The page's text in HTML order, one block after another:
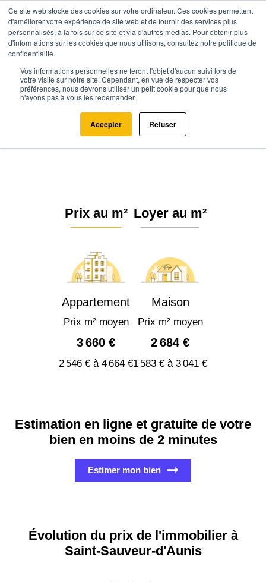
Ce site web stocke des cookies sur votre ordinateur. Ces cookies permettent
d'améliorer votre expérience de site web et de fournir des services plus
personnalisés, à la fois sur ce site et via d'autres médias. Pour obtenir plus
d'informations sur les cookies que nous utilisons, consultez notre politique de
confidentialité.
Vos informations personnelles ne feront l'objet d'aucun suivi lors de
votre visite sur notre site. Cependant, en vue de respecter vos
préférences, nous devrons utiliser un petit cookie pour que nous
n'ayons pas à vous les redemander.
Accepter Refuser
Agence.immo Prix immobilier Nouvelle-Aquitaine
Charente-Maritime Saint-Sauveur-d'Aunis (17540)
Estimation immobilière à Saint-
Sauveur-d'Aunis : Prix m² 2026
Prix au m²
Appartement
Prix m² moyen
3 660 €
2 546 € à 4 664 €
Loyer au m²
Maison
Prix m² moyen
2 684 €
1 583 € à 3 041 €
Estimation en ligne et gratuite de votre
bien en moins de 2 minutes
Estimer mon bien
Évolution du prix de l'immobilier à
Saint-Sauveur-d'Aunis